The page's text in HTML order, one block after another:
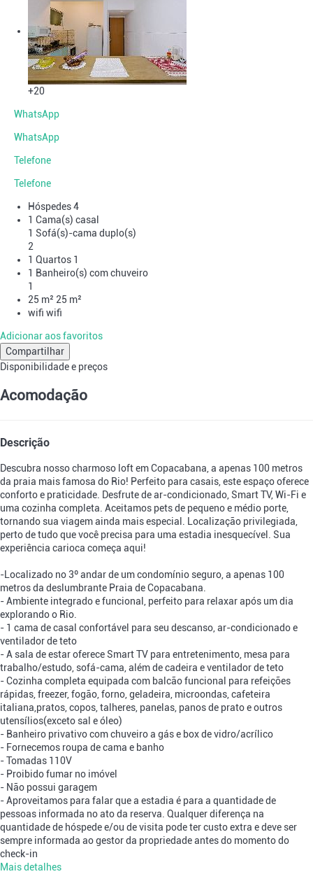
+20
WhatsApp
WhatsApp
Telefone
Telefone
Hóspedes4
1 Cama(s) casal
1 Sofá(s)-cama duplo(s)
2
1 Quartos 1
1 Banheiro(s) com chuveiro
1
25 m² 25 m²
wifi wifi
Adicionar aos favoritos
Compartilhar
Disponibilidade e preços
Acomodação
Descrição
Descubra nosso charmoso loft em Copacabana, a apenas 100 metros
da praia mais famosa do Rio! Perfeito para casais, este espaço oferece
conforto e praticidade. Desfrute de ar-condicionado, Smart TV, Wi-Fi e
uma cozinha completa. Aceitamos pets de pequeno e médio porte,
tornando sua viagem ainda mais especial. Localização privilegiada,
perto de tudo que você precisa para uma estadia inesquecível. Sua
experiência carioca começa aqui!
-Localizado no 3º andar de um condomínio seguro, a apenas 100
metros da deslumbrante Praia de Copacabana.
- Ambiente integrado e funcional, perfeito para relaxar após um dia
explorando o Rio.
- 1 cama de casal confortável para seu descanso, ar-condicionado e
ventilador de teto
- A sala de estar oferece Smart TV para entretenimento, mesa para
trabalho/estudo, sofá-cama, além de cadeira e ventilador de teto
- Cozinha completa equipada com balcão funcional para refeições
rápidas, freezer, fogão, forno, geladeira, microondas, cafeteira
italiana,pratos, copos, talheres, panelas, panos de prato e outros
utensílios(exceto sal e óleo)
- Banheiro privativo com chuveiro a gás e box de vidro/acrílico
- Fornecemos roupa de cama e banho
- Tomadas 110V
- Proibido fumar no imóvel
- Não possui garagem
- Aproveitamos para falar que a estadia é para a quantidade de
pessoas informada no ato da reserva. Qualquer diferença na
quantidade de hóspede e/ou de visita pode ter custo extra e deve ser
sempre informada ao gestor da propriedade antes do momento do
check-in
Mais detalhes